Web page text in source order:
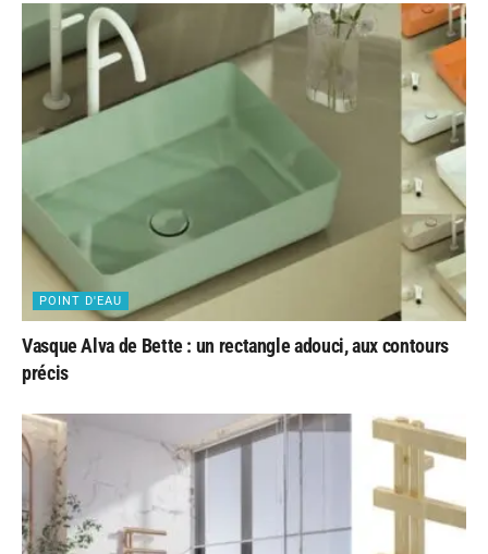
POINT D'EAU
Vasque Alva de Bette : un rectangle adouci, aux contours
précis